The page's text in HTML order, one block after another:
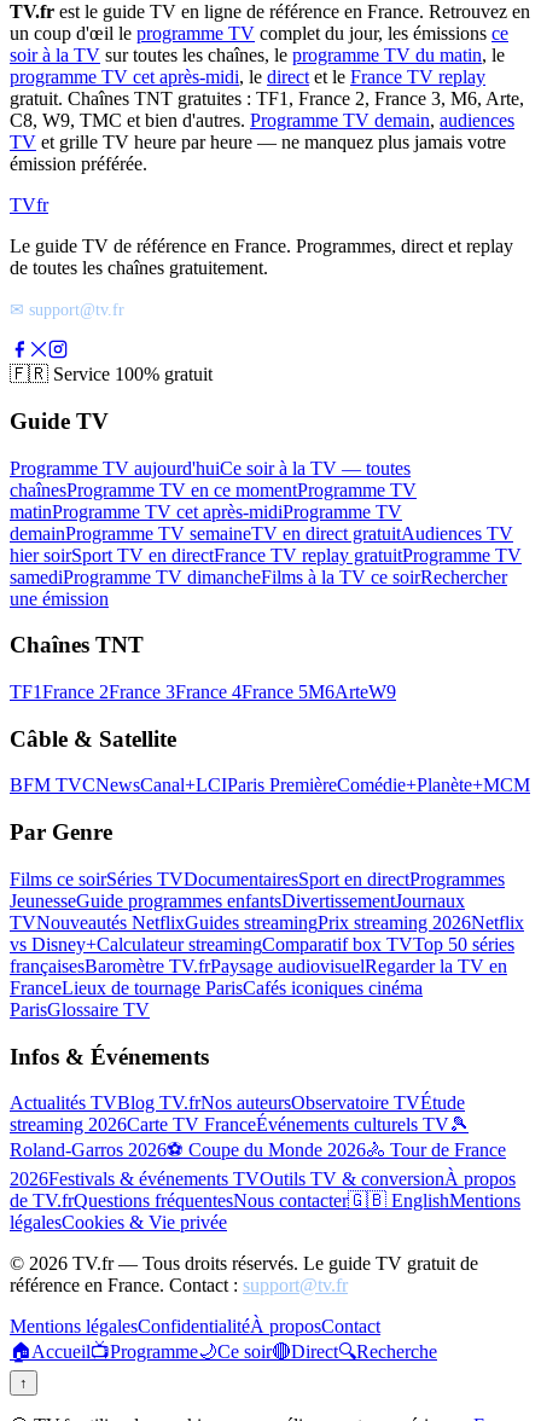
TV.fr est le guide TV en ligne de référence en France. Retrouvez en
un coup d'œil le programme TV complet du jour, les émissions ce
soir à la TV sur toutes les chaînes, le programme TV du matin, le
programme TV cet après-midi, le direct et le France TV replay
gratuit. Chaînes TNT gratuites : TF1, France 2, France 3, M6, Arte,
C8, W9, TMC et bien d'autres. Programme TV demain, audiences
TV et grille TV heure par heure — ne manquez plus jamais votre
émission préférée.
TVfr
Le guide TV de référence en France. Programmes, direct et replay
de toutes les chaînes gratuitement.
✉ support@tv.fr
🇫🇷 Service 100% gratuit
Guide TV
Programme TV aujourd'huiCe soir à la TV — toutes
chaînesProgramme TV en ce momentProgramme TV
matinProgramme TV cet après-midiProgramme TV
demainProgramme TV semaineTV en direct gratuitAudiences TV
hier soirSport TV en directFrance TV replay gratuitProgramme TV
samediProgramme TV dimancheFilms à la TV ce soirRechercher
une émission
Chaînes TNT
TF1France 2France 3France 4France 5M6ArteW9
Câble & Satellite
BFM TVCNewsCanal+LCIParis PremièreComédie+Planète+MCM
Par Genre
Films ce soirSéries TVDocumentairesSport en directProgrammes
JeunesseGuide programmes enfantsDivertissementJournaux
TVNouveautés NetflixGuides streamingPrix streaming 2026Netflix
vs Disney+Calculateur streamingComparatif box TVTop 50 séries
françaisesBaromètre TV.frPaysage audiovisuelRegarder la TV en
FranceLieux de tournage ParisCafés iconiques cinéma
ParisGlossaire TV
Infos & Événements
Actualités TVBlog TV.frNos auteursObservatoire TVÉtude
streaming 2026Carte TV FranceÉvénements culturels TV🎾
Roland-Garros 2026⚽ Coupe du Monde 2026🚴 Tour de France
2026Festivals & événements TVOutils TV & conversionÀ propos
de TV.frQuestions fréquentesNous contacter🇬🇧 EnglishMentions
légalesCookies & Vie privée
© 2026 TV.fr — Tous droits réservés. Le guide TV gratuit de
référence en France. Contact : support@tv.fr
Mentions légalesConfidentialitéÀ proposContact
🏠Accueil📺Programme🌙Ce soir🔴Direct🔍Recherche
↑